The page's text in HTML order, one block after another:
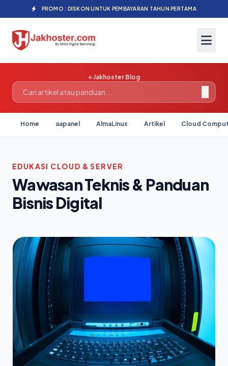
PROMO : DISKON UNTUK PEMBAYARAN TAHUN PERTAMA
Jakhoster Blog
Home aapanel AlmaLinux Artikel Cloud
EDUKASI CLOUD & SERVER
Wawasan Teknis & Panduan
Bisnis Digital